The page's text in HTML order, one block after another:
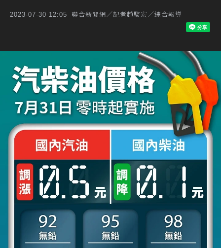
2023-07-30 12:05 聯合新聞網／記者趙駿宏／綜合報導